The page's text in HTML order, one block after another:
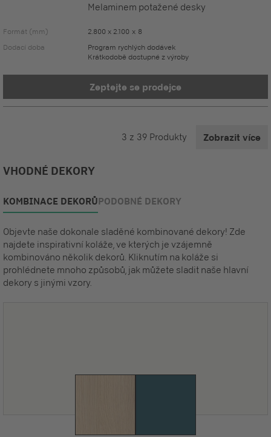
Melaminem potažené desky
Formát (mm)
2.800 x 2.100 x 8
Dodací doba
Program rychlých dodávek
Krátkodobě dostupné z výroby
Zeptejte se prodejce
3 z 39 Produkty Zobrazit více
VHODNÉ DEKORY
KOMBINACE DEKORŮPODOBNÉ DEKORY
Objevte naše dokonale sladěné kombinované dekory! Zde
najdete inspirativní koláže, ve kterých je vzájemně
kombinováno několik dekorů. Kliknutím na koláže si
prohlédnete mnoho způsobů, jak můžete sladit naše hlavní
dekory s jinými vzory.